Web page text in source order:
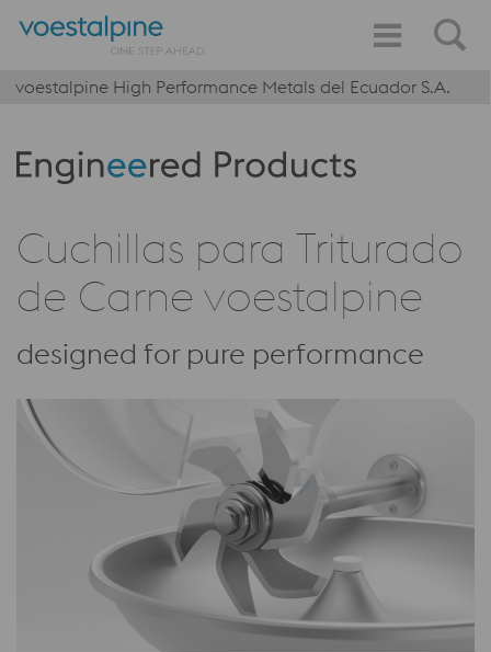
voestalpine High Performance Metals del Ecuador S.A.
Produktkategorie: Engineered Products
Cuchillas para Triturado
de Carne voestalpine
designed for pure performance